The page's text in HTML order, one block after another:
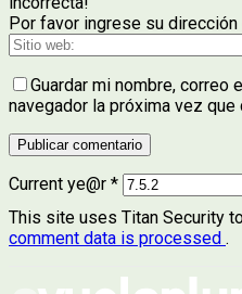
Por favor ingrese su
Guardar mi nombre,
navegador la próxima vez que
Current ye@r *
This site uses Titan Security
comment data is processed .